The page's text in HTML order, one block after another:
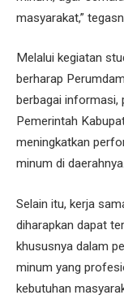
masyarakat,”
Melalui kegiatan
berharap
berbagai informasi,
Pemerintah
meningkatkan
minum di daerahnya.
Selain itu, kerja
diharapkan dapat
khususnya dalam
minum yang
kebutuhan